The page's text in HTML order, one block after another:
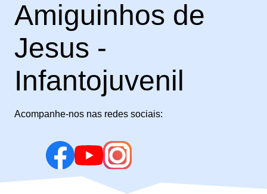
Amiguinhos de
Jesus -
Infantojuvenil
Acompanhe-nos nas redes sociais: